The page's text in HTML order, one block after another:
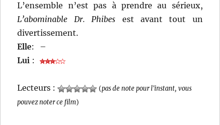
L’ensemble n’est pas à prendre au sérieux,
L’abominable Dr. Phibes est avant tout un
divertissement.
Elle:
–
Lui :
Lecteurs : (pas de note pour l'instant, vous
pouvez noter ce film)